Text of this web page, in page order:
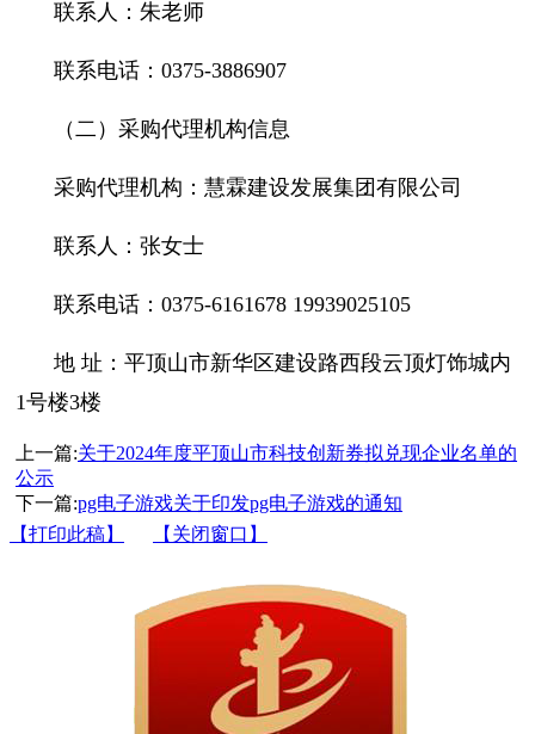
联系人：朱老师
联系电话：0375-3886907
（二）采购代理机构信息
采购代理机构：慧霖建设发展集团有限公司
联系人：张女士
联系电话：0375-6161678 19939025105
地 址：平顶山市新华区建设路西段云顶灯饰城内
1号楼3楼
上一篇:关于2024年度平顶山市科技创新券拟兑现企业名单的
公示
下一篇:pg电子游戏关于印发pg电子游戏的通知
【打印此稿】
【关闭窗口】